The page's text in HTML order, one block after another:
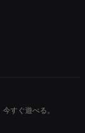
すぐ遊べる。